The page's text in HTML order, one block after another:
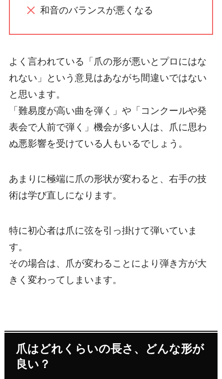
和音のバランスが悪くなる
よく言われている 「爪の形が悪いとプロにはな
れない」という意見はあながち間違いではない
と思います。
「難易度が高い曲を弾く」や「コンクールや発
表会で人前で弾く」機会が多い人は、爪に思わ
ぬ悪影響を受けている人もいるでしょう。
あまりに極端に爪の形状が変わると、右手の技
術は学び直しになります。
特に初心者は爪に弦を引っ掛けて弾いていま
す。
その場合は、爪が変わることにより弾き方が大
きく変わってしまいます。
爪はどれくらいの長さ、どんな形が
良い？